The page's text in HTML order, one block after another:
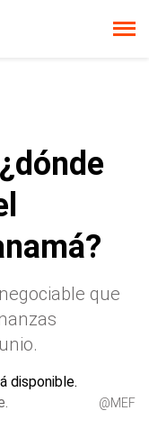
que
@MEF